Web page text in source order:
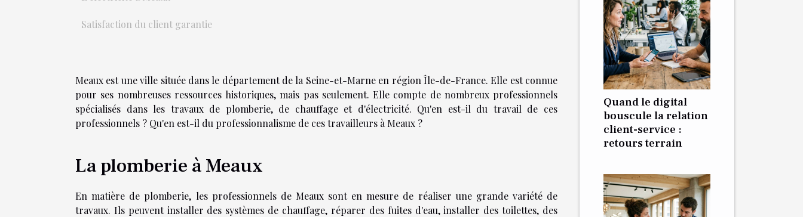
Satisfaction du client garantie
Meaux est une ville située dans le département de la Seine-et-Marne en région Île-de-France. Elle est connue
pour ses nombreuses ressources historiques, mais pas seulement. Elle compte de nombreux professionnels
spécialisés dans les travaux de plomberie, de chauffage et d'électricité. Qu'en est-il du travail de ces
professionnels ? Qu'en est-il du professionnalisme de ces travailleurs à Meaux ?
La plomberie à Meaux
En matière de plomberie, les professionnels de Meaux sont en mesure de réaliser une grande variété de
travaux. Ils peuvent installer des systèmes de chauffage, réparer des fuites d'eau, installer des toilettes, des
Quand le digital
bouscule la relation
client-service :
retours terrain